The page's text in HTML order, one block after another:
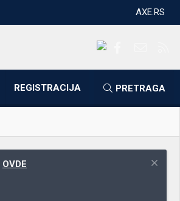
AXE.RS
REGISTRACIJA PRETRAGA
OVDE